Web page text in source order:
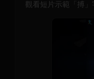
觀看短片示範「搏」